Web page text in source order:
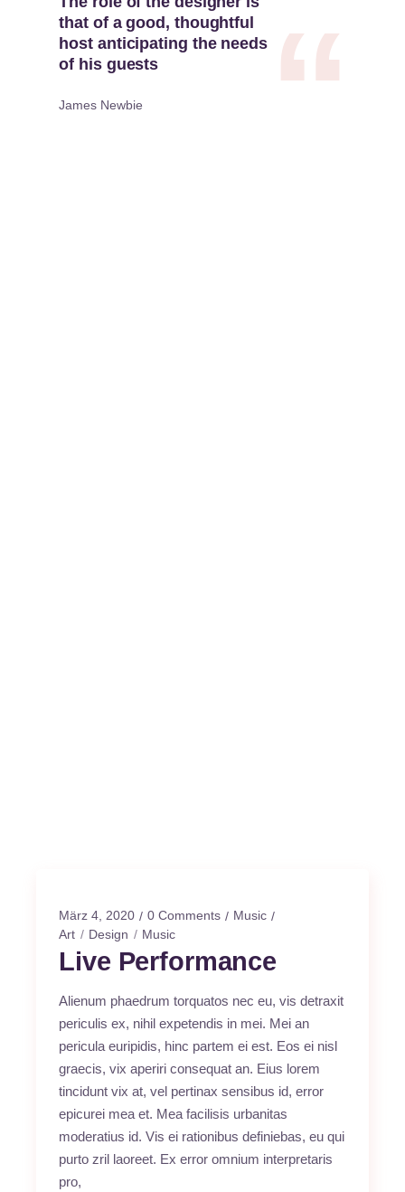
that of a good, thoughtful
host anticipating the needs
of his guests
James Newbie
März 4, 2020 0 Comments
Music
Art
Design Music
Live Performance
Alienum phaedrum torquatos nec eu, vis detraxit
periculis ex, nihil expetendis in mei. Mei an
pericula euripidis, hinc partem ei est. Eos ei nisl
graecis, vix aperiri consequat an. Eius lorem
tincidunt vix at, vel pertinax sensibus id, error
epicurei mea et. Mea facilisis urbanitas
moderatius id. Vis ei rationibus definiebas, eu qui
purto zril laoreet. Ex error omnium interpretaris
pro,